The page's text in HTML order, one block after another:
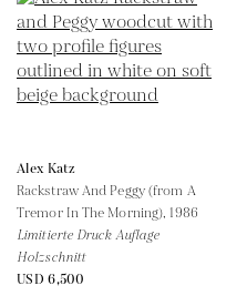
Alex Katz
Rackstraw And Peggy (from A
Tremor In The Morning),1986
Limitierte Druck Auflage
Holzschnitt
USD 6,500